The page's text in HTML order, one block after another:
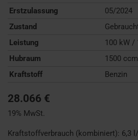
Erstzulassung
05/2024
Zustand
Leistung
100 kW /
Hubraum
1500 ccm
Kraftstoff
Benzin
28.066 €
19% MwSt.
Kraftstoffverbrauch (kombiniert): 6,3